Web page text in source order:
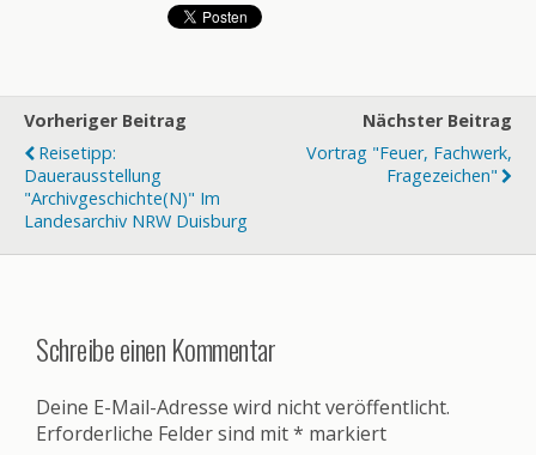
Vorheriger Beitrag
Reisetipp:
Dauerausstellung
"Archivgeschichte(n)" Im
Landesarchiv NRW Duisburg
Nächster Beitrag
Vortrag "Feuer, Fachwerk,
Fragezeichen"
Schreibe einen Kommentar
Deine E-Mail-Adresse wird nicht veröffentlicht.
Erforderliche Felder sind mit* markiert